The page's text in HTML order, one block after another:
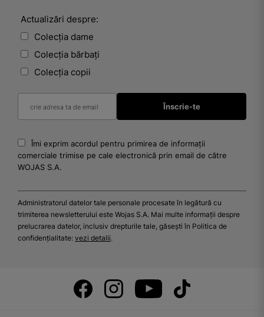
Actualizări despre:
Colecția dame
Colecția bărbați
Colecția copii
Îmi exprim acordul pentru primirea de informații
comerciale trimise pe cale electronică prin email de către
WOJAS S.A.
Administratorul datelor tale personale procesate în legătură cu
trimiterea newsletterului este Wojas S.A. Mai multe informații despre
prelucrarea datelor, inclusiv drepturile tale, găsești în Politica de
confidențialitate: vezi detalii.